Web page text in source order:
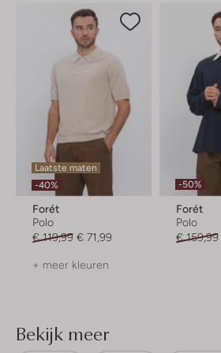
Laatste maten
-40%
Forét
Polo
€ 119,99 € 71,99
+ meer kleuren
-50%
Forét
Polo
€ 159,99
Bekijk meer